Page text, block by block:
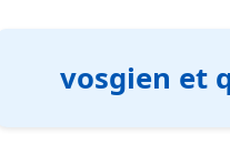
vosgien et